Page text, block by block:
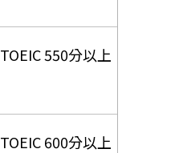
TOEIC 550分以上
TOEIC 600分以上